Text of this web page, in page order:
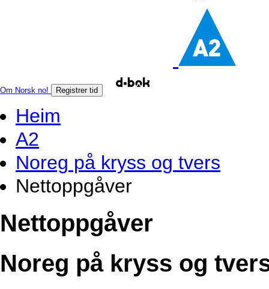
Om Norsk no! Registrer tid
Heim
A2
Noreg på kryss og tvers
Nettoppgåver
Nettoppgåver
Noreg på kryss og